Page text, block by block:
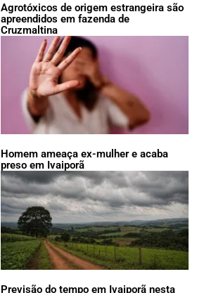
Agrotóxicos de origem estrangeira são
apreendidos em fazenda de
Cruzmaltina
Homem ameaça ex-mulher e acaba
preso em Ivaiporã
Previsão do tempo em Ivaiporã nesta